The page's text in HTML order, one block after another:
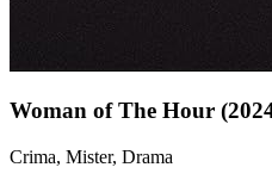
Woman of The Hour
Crima, Mister, Drama